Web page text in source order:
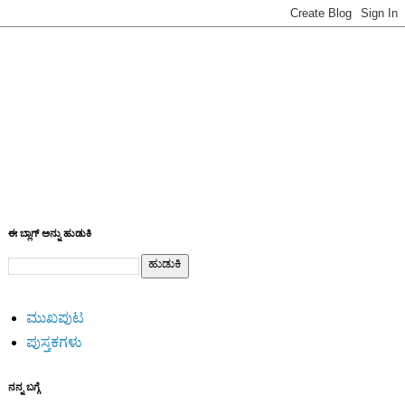
ಈ ಬ್ಲಾಗ್ ಅನ್ನು ಹುಡುಕಿ
ಮುಖಪುಟ
ಪುಸ್ತಕಗಳು
ನನ್ನ ಬಗ್ಗೆ